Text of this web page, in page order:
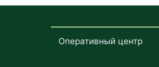
Оперативный центр